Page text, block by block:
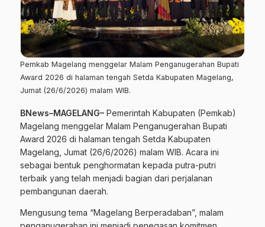
Pemkab Magelang menggelar Malam Penganugerahan Bupati
Award 2026 di halaman tengah Setda Kabupaten Magelang,
Jumat (26/6/2026) malam WIB.
BNews–MAGELANG– Pemerintah Kabupaten (Pemkab)
Magelang menggelar Malam Penganugerahan Bupati
Award 2026 di halaman tengah Setda Kabupaten
Magelang, Jumat (26/6/2026) malam WIB. Acara ini
sebagai bentuk penghormatan kepada putra-putri
terbaik yang telah menjadi bagian dari perjalanan
pembangunan daerah.
Mengusung tema “Magelang Berperadaban”, malam